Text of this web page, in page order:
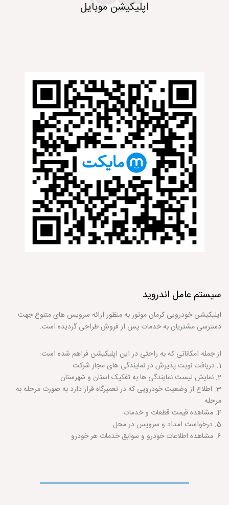
اپلیکیشن موبایل
سیستم عامل اندروید
اپلیکیشن خودرویی کرمان موتور به منظور ارائه سرویس های متنوع جهت
دسترسی مشتریان به خدمات پس از فروش طراحی گردیده است.
از جمله امکاناتی که به راحتی در این اپلیکیشن فراهم شده است:
1. دریافت نوبت پذیرش در نمایندگی های مجاز شرکت
2. نمایش لیست نمایندگی ها به تفکیک استان و شهرستان
3. اطلاع از وضعیت خودرویی که در تعمیرگاه قرار دارد به صورت مرحله به
مرحله
4. مشاهده قیمت قطعات و خدمات
5. درخواست امداد و سرویس در محل
6. مشاهده اطلاعات خودرو و سوابق خدمات هر خودرو